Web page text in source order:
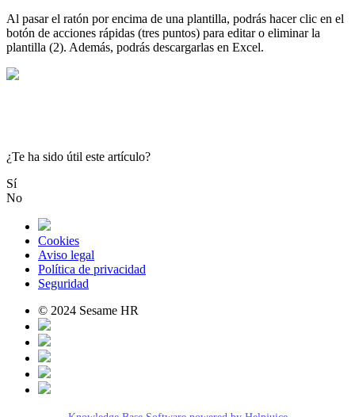
Al pasar el ratón por encima de una plantilla, podrás hacer clic en el
botón de acciones rápidas (tres puntos) para editar o eliminar la
plantilla (2). Además, podrás descargarlas en Excel.
¿Te ha sido útil este artículo?
Sí
No
Cookies
Aviso legal
Política de privacidad
Seguridad
© 2024 Sesame HR